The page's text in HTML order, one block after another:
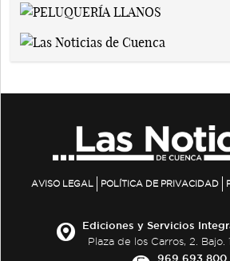
AVISO LEGAL POLÍTICA DE PRIVACIDAD
Ediciones y Servicios
Plaza de los Carros, 2. Bajo.
969 693 800